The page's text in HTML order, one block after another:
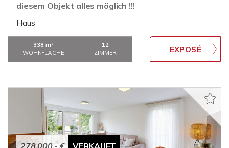
diesem Objekt alles möglich !!!
Haus
338 m²
WOHNFLÄCHE
12
ZIMMER
278.000,- € VERKAUFT